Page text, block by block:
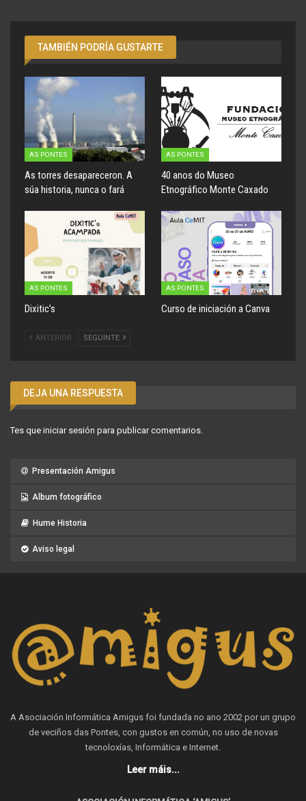
TAMBIÉN PODRÍA GUSTARTE
AS PONTES
As torres desapareceron. A
súa historia, nunca o fará
AS PONTES
40 anos do Museo
Etnográfico Monte Caxado
AS PONTES
Dixitic’s
AS PONTES
Curso de iniciación a Canva
ANTERIOR SEGUINTE
DEJA UNA RESPUESTA
Tes que iniciar sesión para publicar comentarios.
Presentación Amigus
Album fotográfico
Hume Historia
Aviso legal
A Asociación Informática Amigus foi fundada no ano 2002 por un grupo
de veciños das Pontes, con gustos en común, no uso de novas
tecnoloxías, Informática e Internet.
Leer máis...